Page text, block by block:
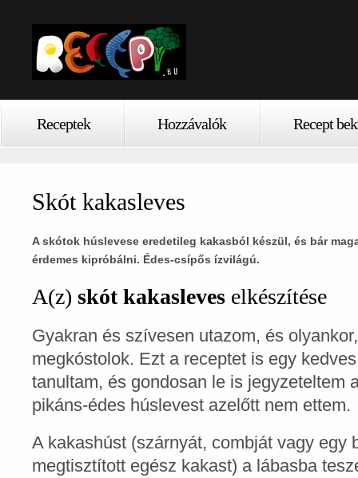
Receptek Hozzávalók Recept
Skót kakasleves
A skótok húslevese eredetileg kakasból készül, és bár
érdemes kipróbálni. Édes-csípős ízvilágú.
A(z) skót kakasleves elkészítése
Gyakran és szívesen utazom, és
megkóstolok. Ezt a receptet is egy
tanultam, és gondosan le is jegyzeteltem
pikáns-édes húslevest azelőtt nem ettem.
A kakashúst (szárnyát, combját vagy egy
megtisztított egész kakast) a lábasba